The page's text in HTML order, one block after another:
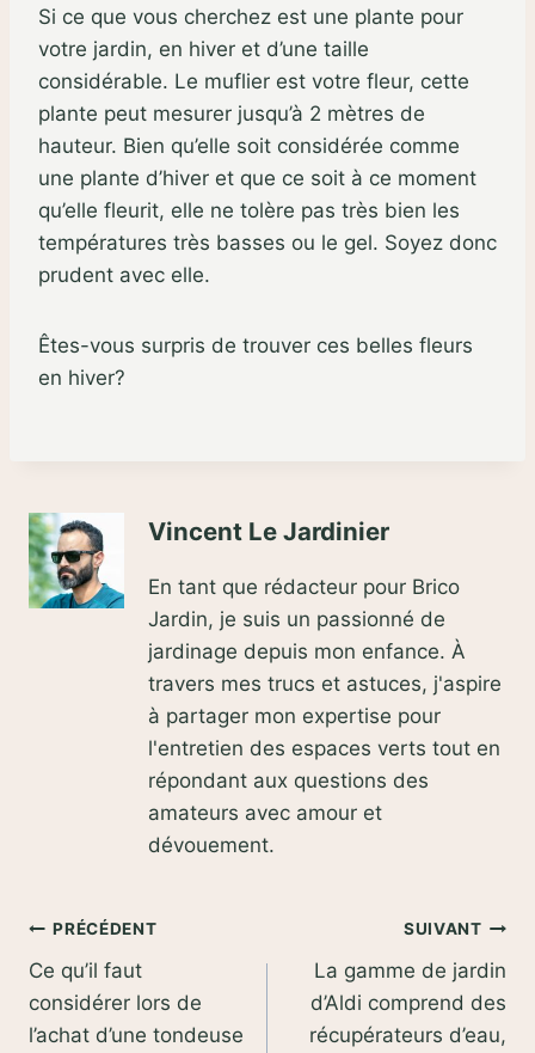
Si ce que vous cherchez est une plante pour
votre jardin, en hiver et d’une taille
considérable. Le muflier est votre fleur, cette
plante peut mesurer jusqu’à 2 mètres de
hauteur. Bien qu’elle soit considérée comme
une plante d’hiver et que ce soit à ce moment
qu’elle fleurit, elle ne tolère pas très bien les
températures très basses ou le gel. Soyez donc
prudent avec elle.
Êtes-vous surpris de trouver ces belles fleurs
en hiver?
Vincent Le Jardinier
En tant que rédacteur pour Brico
Jardin, je suis un passionné de
jardinage depuis mon enfance. À
travers mes trucs et astuces, j'aspire
à partager mon expertise pour
l'entretien des espaces verts tout en
répondant aux questions des
amateurs avec amour et
dévouement.
Navigation
de
l’article
PRÉCÉDENT
Ce qu’il faut
considérer lors de
l’achat d’une tondeuse
SUIVANT
La gamme de jardin
d’Aldi comprend des
récupérateurs d’eau,